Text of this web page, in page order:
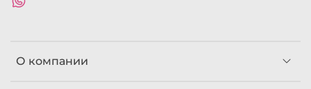
О компании